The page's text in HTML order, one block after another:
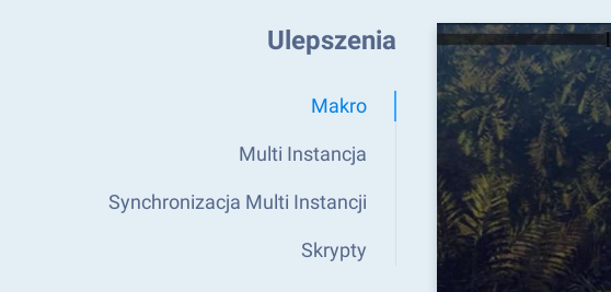
Ulepszenia
Makro
Multi Instancja
Synchronizacja Multi Instancji
Skrypty